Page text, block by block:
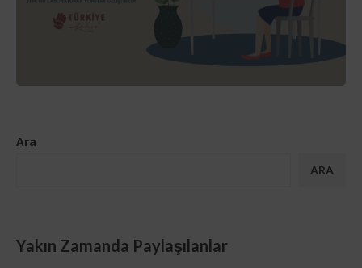
Ara
ARA
Yakın Zamanda Paylaşılanlar